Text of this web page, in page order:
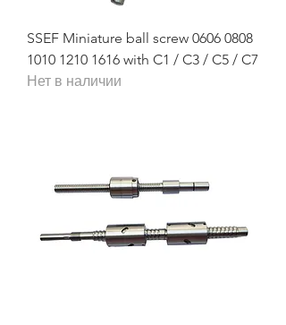
SSEF Miniature ball screw 0606 0808
1010 1210 1616 with C1 / C3 / C5 / C7
Нет в наличии